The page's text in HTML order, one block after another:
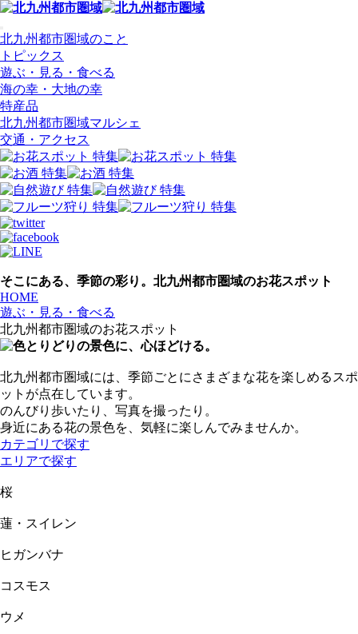
北九州都市圏域のこと
トピックス
遊ぶ・見る・食べる
海の幸・大地の幸
特産品
北九州都市圏域マルシェ
交通・アクセス
そこにある、季節の彩り。 北九州都市圏域のお花スポット
HOME
遊ぶ・見る・食べる
北九州都市圏域のお花スポット
北九州都市圏域には、季節ごとにさまざまな花を楽しめるスポ
ットが点在しています。
のんびり歩いたり、写真を撮ったり。
身近にある花の景色を、気軽に楽しんでみませんか。
カテゴリで探す
エリアで探す
桜
蓮・スイレン
ヒガンバナ
コスモス
ウメ